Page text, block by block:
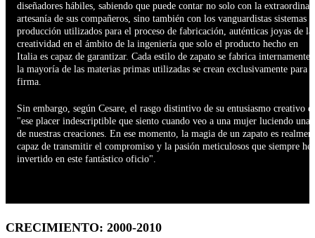
diseñadores hábiles, sabiendo que puede contar no solo con la
artesanía de sus compañeros, sino también con los vanguardistas sistemas
producción utilizados para el proceso de fabricación, auténticas joyas de la
creatividad en el ámbito de la ingeniería que solo el producto hecho en
Italia es capaz de garantizar. Cada estilo de zapato se fabrica internamente
la mayoría de las materias primas utilizadas se crean exclusivamente para
firma.
Sin embargo, según Cesare, el rasgo distintivo de su entusiasmo creativo es
"ese placer indescriptible que siento cuando veo a una mujer luciendo una
de nuestras creaciones. En ese momento, la magia de un zapato es
capaz de transmitir el compromiso y la pasión meticulosos que siempre he
CRECIMIENTO: 2000-2010